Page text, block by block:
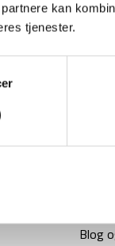
kan
tjenester.
tilbud og
med det
ikke allerede
Blog